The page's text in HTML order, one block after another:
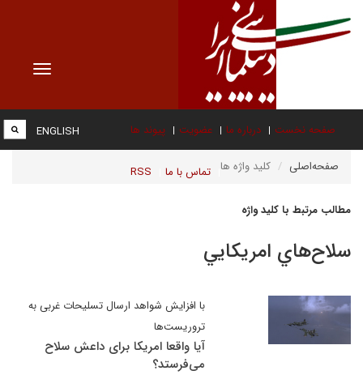
Toggle
صفحه نخست درباره ما عضویت پیوند ها
تماس با ما RSS
ENGLISH
صفحه‌اصلی کلید واژه ها
مطالب مرتبط با کلید واژه
سلاح‌هاي امريكايي
با افزایش شواهد ارسال تسلیحات غربی به
تروریست‌ها
آیا واقعا امریکا برای داعش سلاح
می‌فرستد؟